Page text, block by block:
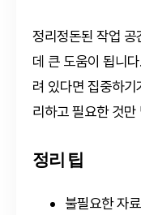
정리정돈된 작업
데 큰 도움이 됩니
려 있다면 집중하
리하고 필요한 것
정리 팁
불필요한 자